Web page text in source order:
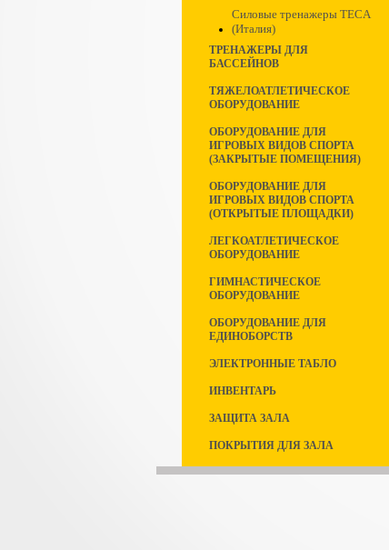
Силовые тренажеры TECA
(Италия)
ТРЕНАЖЕРЫ ДЛЯ
БАССЕЙНОВ
ТЯЖЕЛОАТЛЕТИЧЕСКОЕ
ОБОРУДОВАНИЕ
ОБОРУДОВАНИЕ ДЛЯ
ИГРОВЫХ ВИДОВ СПОРТА
(ЗАКРЫТЫЕ ПОМЕЩЕНИЯ)
ОБОРУДОВАНИЕ ДЛЯ
ИГРОВЫХ ВИДОВ СПОРТА
(ОТКРЫТЫЕ ПЛОЩАДКИ)
ЛЕГКОАТЛЕТИЧЕСКОЕ
ОБОРУДОВАНИЕ
ГИМНАСТИЧЕСКОЕ
ОБОРУДОВАНИЕ
ОБОРУДОВАНИЕ ДЛЯ
ЕДИНОБОРСТВ
ЭЛЕКТРОННЫЕ ТАБЛО
ИНВЕНТАРЬ
ЗАЩИТА ЗАЛА
ПОКРЫТИЯ ДЛЯ ЗАЛА